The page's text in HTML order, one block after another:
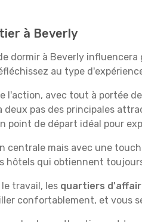
à Beverly
dormir à Beverly
au type
l'action, avec tout à portée
deux pas des principales
point de départ idéal pour
centrale mais avec une
hôtels qui obtiennent
travail, les quartiers
confortablement, et vous